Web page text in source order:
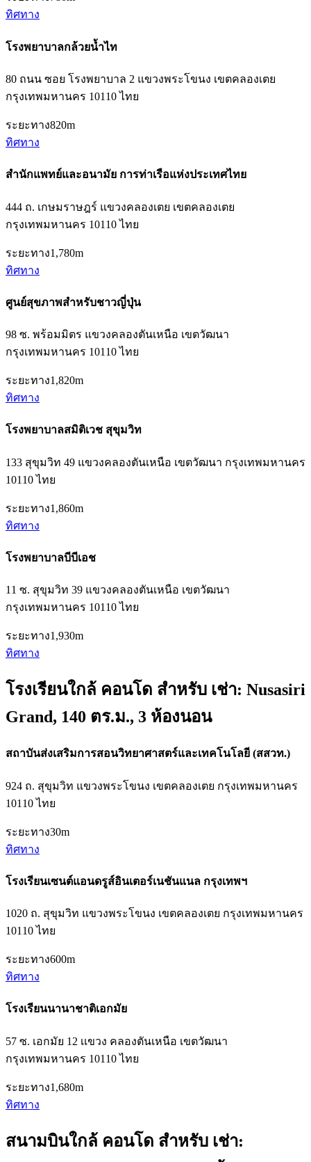
ทิศทาง
โรงพยาบาลกล้วยน้ำไท
80 ถนน ซอย โรงพยาบาล 2 แขวงพระโขนง เขตคลองเตย
กรุงเทพมหานคร 10110 ไทย
ระยะทาง820m
ทิศทาง
สำนักแพทย์และอนามัย การท่าเรือแห่งประเทศไทย
444 ถ. เกษมราษฎร์ แขวงคลองเตย เขตคลองเตย
กรุงเทพมหานคร 10110 ไทย
ระยะทาง1,780m
ทิศทาง
ศูนย์สุขภาพสำหรับชาวญี่ปุ่น
98 ซ. พร้อมมิตร แขวงคลองตันเหนือ เขตวัฒนา
กรุงเทพมหานคร 10110 ไทย
ระยะทาง1,820m
ทิศทาง
โรงพยาบาลสมิติเวช สุขุมวิท
133 สุขุมวิท 49 แขวงคลองตันเหนือ เขตวัฒนา กรุงเทพมหานคร
10110 ไทย
ระยะทาง1,860m
ทิศทาง
โรงพยาบาลบีบีเอช
11 ซ. สุขุมวิท 39 แขวงคลองตันเหนือ เขตวัฒนา
กรุงเทพมหานคร 10110 ไทย
ระยะทาง1,930m
ทิศทาง
โรงเรียนใกล้ คอนโด สำหรับ เช่า: Nusasiri
Grand, 140 ตร.ม., 3 ห้องนอน
สถาบันส่งเสริมการสอนวิทยาศาสตร์และเทคโนโลยี (สสวท.)
924 ถ. สุขุมวิท แขวงพระโขนง เขตคลองเตย กรุงเทพมหานคร
10110 ไทย
ระยะทาง30m
ทิศทาง
โรงเรียนเซนต์แอนดรูส์อินเตอร์เนชันแนล กรุงเทพฯ
1020 ถ. สุขุมวิท แขวงพระโขนง เขตคลองเตย กรุงเทพมหานคร
10110 ไทย
ระยะทาง600m
ทิศทาง
โรงเรียนนานาชาติเอกมัย
57 ซ. เอกมัย 12 เเขวง คลองตันเหนือ เขตวัฒนา
กรุงเทพมหานคร 10110 ไทย
ระยะทาง1,680m
ทิศทาง
สนามบินใกล้ คอนโด สำหรับ เช่า: